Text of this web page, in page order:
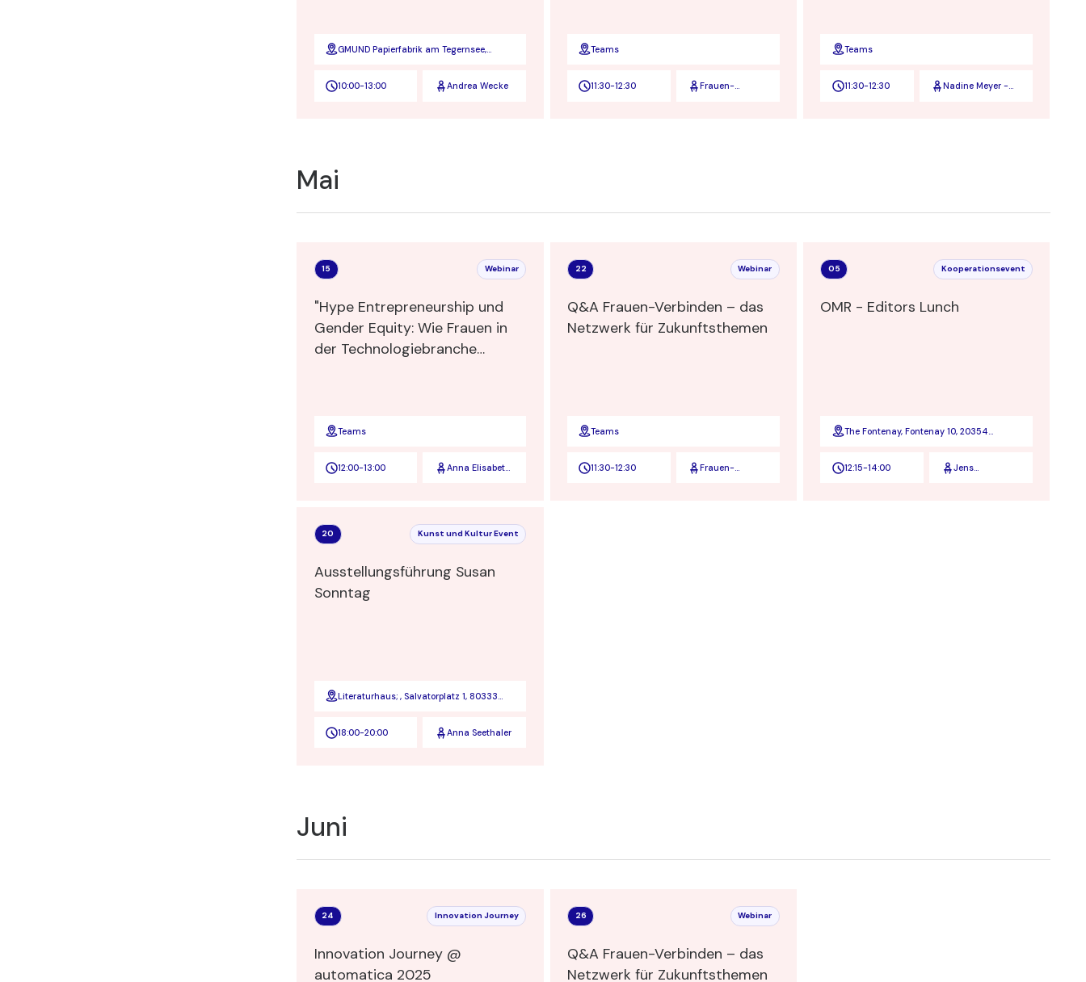
GMUND Papierfabrik am Tegernsee,
10:00-13:00 Andrea Wecke
Teams
11:30-12:30
Frauen-
Teams
11:30-12:30
Nadine Meyer -
Mai
15 Webinar
"Hype Entrepreneurship und
Gender Equity: Wie Frauen in
der Technologiebranche
Teams
12:00-13:00
Anna Elisabeth
22 Webinar
Q&A Frauen-Verbinden – das
Netzwerk für Zukunftsthemen
Teams
11:30-12:30
Frauen-
05 Kooperationsevent
OMR - Editors Lunch
The Fontenay, Fontenay 10, 20354
12:15-14:00
Jens
20 Kunst und Kultur Event
Ausstellungsführung Susan
Sonntag
Literaturhaus; , Salvatorplatz 1, 80333
18:00-20:00 Anna Seethaler
Juni
24 Innovation Journey
Innovation Journey @
automatica 2025
26 Webinar
Q&A Frauen-Verbinden – das
Netzwerk für Zukunftsthemen